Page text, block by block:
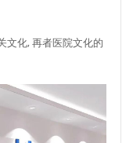
文化, 再者医院文化的